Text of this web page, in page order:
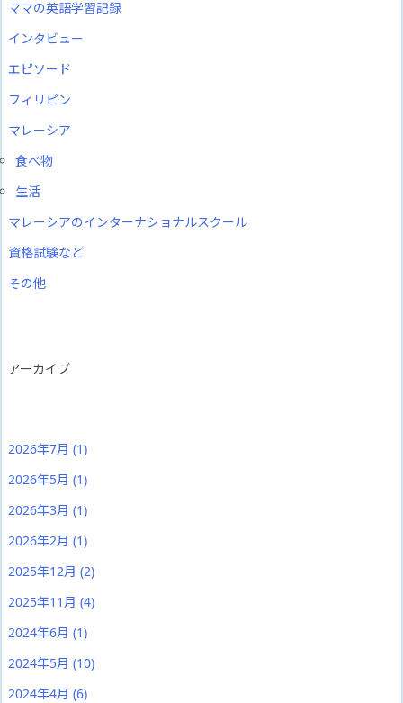
ママの英語学習記録
インタビュー
エピソード
フィリピン
マレーシア
食べ物
生活
マレーシアのインターナショナルスクール
資格試験など
その他
アーカイブ
2026年7月 (1)
2026年5月 (1)
2026年3月 (1)
2026年2月 (1)
2025年12月 (2)
2025年11月 (4)
2024年6月 (1)
2024年5月 (10)
2024年4月 (6)